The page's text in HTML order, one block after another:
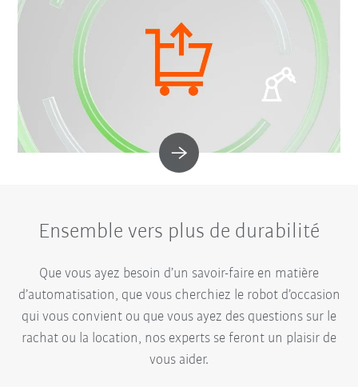
Ensemble vers plus de durabilité
Que vous ayez besoin d’un savoir-faire en matière
d’automatisation, que vous cherchiez le robot d’occasion
qui vous convient ou que vous ayez des questions sur le
rachat ou la location, nos experts se feront un plaisir de
vous aider.